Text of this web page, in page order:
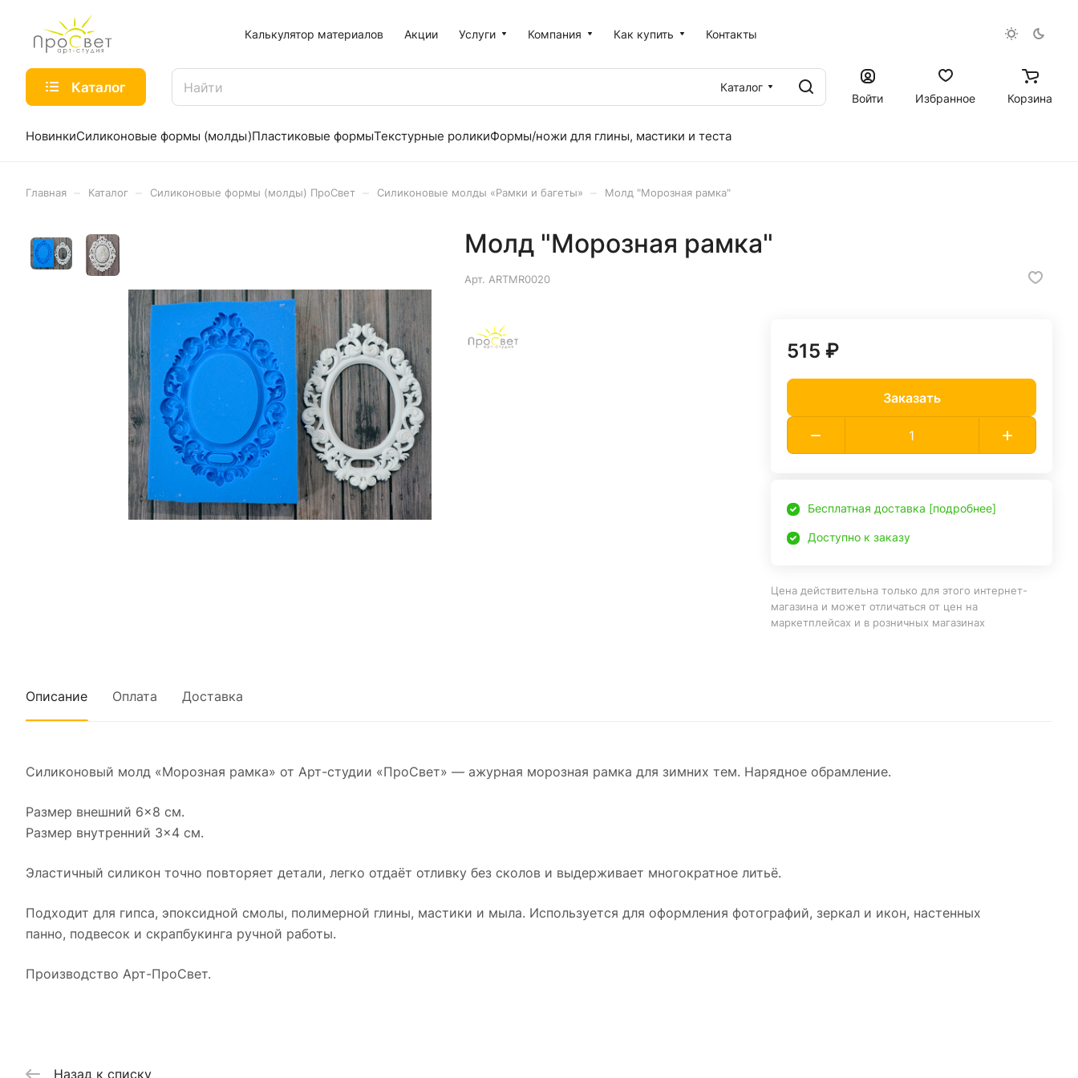
Калькулятор материалов Акции Услуги Компания Как купить Контакты
Каталог
Каталог
Войти
Избранное Корзина
НовинкиСиликоновые формы (молды)Пластиковые формыТекстурные роликиФормы/ножи для глины, мастики и теста
Главная Каталог Силиконовые формы (молды) ПроСвет Силиконовые молды «Рамки и багеты» Молд "Морозная рамка"
Молд "Морозная рамка"
Арт. ARTMR0020
515 ₽
Заказать
Бесплатная доставка [подробнее]
Доступно к заказу
Цена действительна только для этого интернет-
магазина и может отличаться от цен на
маркетплейсах и в розничных магазинах
Описание Оплата Доставка
Силиконовый молд «Морозная рамка» от Арт-студии «ПроСвет» — ажурная морозная рамка для зимних тем. Нарядное обрамление.
Размер внешний 6×8 см.
Размер внутренний 3×4 см.
Эластичный силикон точно повторяет детали, легко отдаёт отливку без сколов и выдерживает многократное литьё.
Подходит для гипса, эпоксидной смолы, полимерной глины, мастики и мыла. Используется для оформления фотографий, зеркал и икон, настенных
панно, подвесок и скрапбукинга ручной работы.
Производство Арт-ПроСвет.
Назад к списку